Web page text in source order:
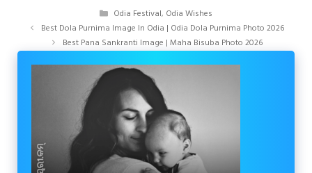
Categories
Odia Festival, Odia Wishes
Best Dola Purnima Image In Odia | Odia Dola Purnima Photo 2026
Best Pana Sankranti Image | Maha Bisuba Photo 2026